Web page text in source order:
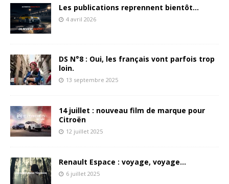
Les publications reprennent bientôt…
4 avril 2026
DS N°8 : Oui, les français vont parfois trop
loin.
13 septembre 2025
14 juillet : nouveau film de marque pour
Citroën
12 juillet 2025
Renault Espace : voyage, voyage…
6 juillet 2025